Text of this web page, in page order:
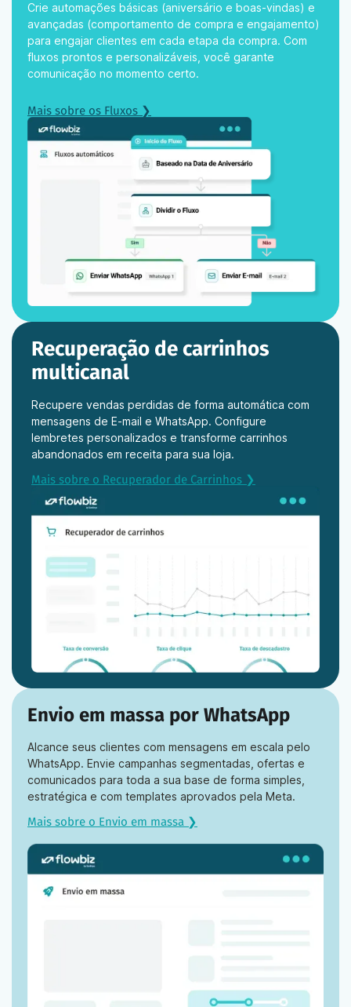
Crie automações básicas (aniversário e boas-vindas) e
avançadas (comportamento de compra e engajamento)
para engajar clientes em cada etapa da compra. Com
fluxos prontos e personalizáveis, você garante
comunicação no momento certo.
Mais sobre os Fluxos ❯
Recuperação de carrinhos
multicanal
Recupere vendas perdidas de forma automática com
mensagens de E-mail e WhatsApp. Configure
lembretes personalizados e transforme carrinhos
abandonados em receita para sua loja.
Mais sobre o Recuperador de Carrinhos ❯
Envio em massa por WhatsApp
Alcance seus clientes com mensagens em escala pelo
WhatsApp. Envie campanhas segmentadas, ofertas e
comunicados para toda a sua base de forma simples,
estratégica e com templates aprovados pela Meta.
Mais sobre o Envio em massa ❯